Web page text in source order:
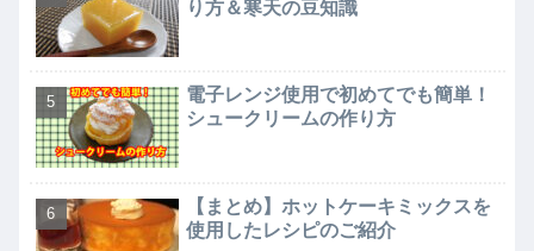
り方＆寒天の豆知識
電子レンジ使用で初めてでも簡単！
シュークリームの作り方
【まとめ】ホットケーキミックスを
使用したレシピのご紹介